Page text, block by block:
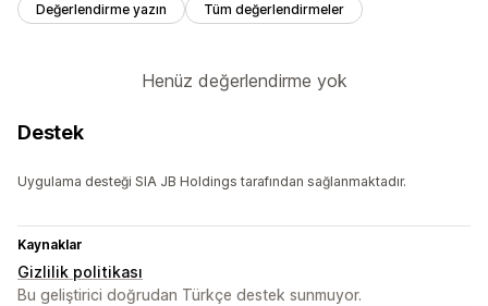
Değerlendirme yazın Tüm değerlendirmeler
Henüz değerlendirme yok
Destek
Uygulama desteği SIA JB Holdings tarafından sağlanmaktadır.
Kaynaklar
Gizlilik politikası
Bu geliştirici doğrudan Türkçe destek sunmuyor.